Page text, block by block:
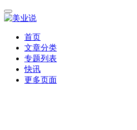
首页
文章分类
专题列表
快讯
更多页面